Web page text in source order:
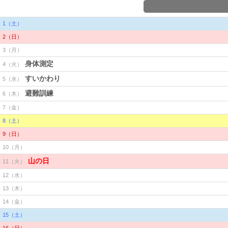
1（土）
2（日）
3（月）
4（火） 身体測定
5（水） すいかわり
6（木） 避難訓練
7（金）
8（土）
9（日）
10（月）
11（火） 山の日
12（水）
13（木）
14（金）
15（土）